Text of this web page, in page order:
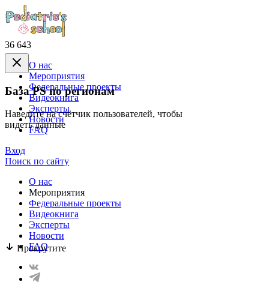
36 643
База PS по регионам
Наведите на счётчик пользователей, чтобы
видеть данные
Прокрутите
О нас
Mероприятия
Федеральные проекты
Видеокнига
Эксперты
Новости
FAQ
Вход
Поиск по сайту
О нас
Mероприятия
Федеральные проекты
Видеокнига
Эксперты
Новости
FAQ